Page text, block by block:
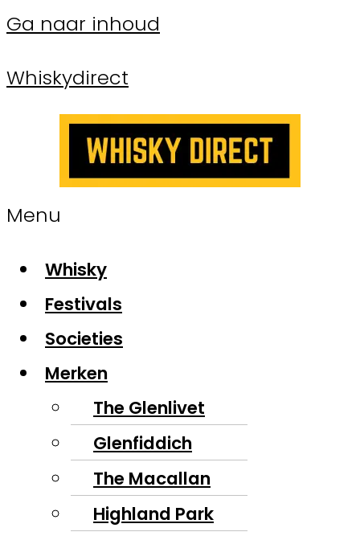
Ga naar inhoud
Whiskydirect
Menu
Whisky
Festivals
Societies
Merken
The Glenlivet
Glenfiddich
The Macallan
Highland Park